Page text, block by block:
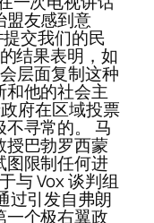
盟友感到意
交我们的民
结果表明，如
层面复制这种
和他的社会主
府在区域投票
寻常的。 马
授巴勃罗西蒙
图限制任何进
与 Vox 谈判组
过引发自弗朗
个极右翼政